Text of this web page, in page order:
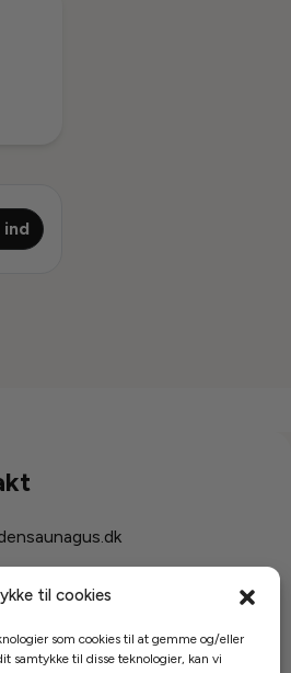
til cookies
som cookies til at gemme og/eller
samtykke til disse teknologier, kan vi
ind